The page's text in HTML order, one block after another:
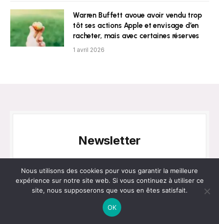
Warren Buffett avoue avoir vendu trop
tôt ses actions Apple et envisage d’en
racheter, mais avec certaines réserves
1 avril 2026
Newsletter
Nous utilisons des cookies pour vous garantir la meilleure
expérience sur notre site web. Si vous continuez à utiliser ce
site, nous supposerons que vous en êtes satisfait.
OK